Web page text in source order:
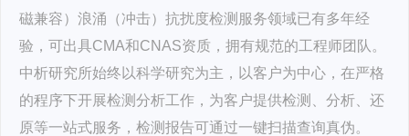
磁兼容）浪涌（冲击）抗扰度检测服务领域已有多年经
验，可出具CMA和CNAS资质，拥有规范的工程师团队。
中析研究所始终以科学研究为主，以客户为中心，在严格
的程序下开展检测分析工作，为客户提供检测、分析、还
原等一站式服务，检测报告可通过一键扫描查询真伪。